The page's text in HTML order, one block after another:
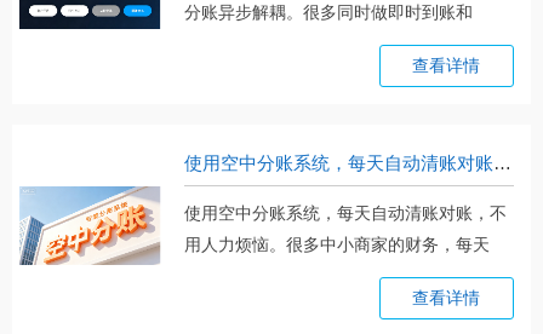
分账异步解耦。很多同时做即时到账和
查看详情
使用空中分账系统，每天自动清账对账，不用人力烦恼
使用空中分账系统，每天自动清账对账，不
用人力烦恼。很多中小商家的财务，每天
查看详情